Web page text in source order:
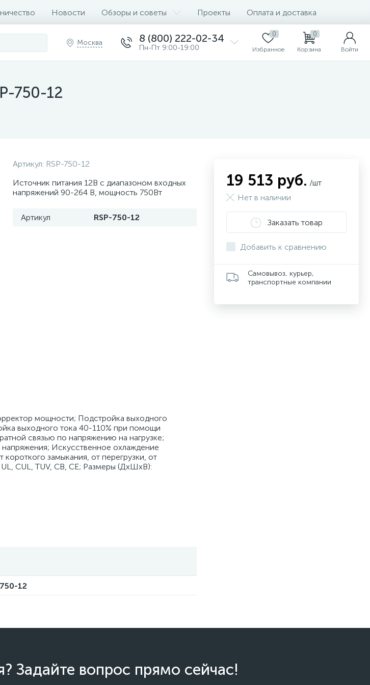
Новости Обзоры и советы Проекты Оплата и доставка
Москва 8 (800) 222-02-34
Пн-Пт 9:00-19:00
0
Избранное
0
Корзина Войти
750-12
Артикул: RSP-750-12
Источник питания 12В с диапазоном входных
напряжений 90-264 В, мощность 750Вт
Артикул RSP-750-12
мощности; Подстройка выходного
выходного тока 40-110% при помощи
связью по напряжению на нагрузке;
Искусственное охлаждение
замыкания, от перегрузки, от
CUL, TUV, CB, CE; Размеры (ДхШхВ):
12
19 513 руб. /шт
Нет в наличии
Заказать товар
Добавить к сравнению
Самовывоз, курьер,
транспортные компании
Задайте вопрос прямо сейчас!